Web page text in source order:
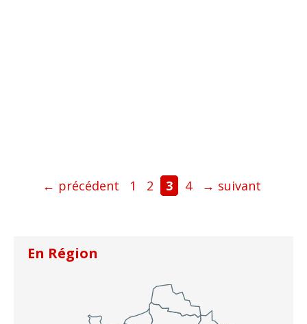
← précédent Page
1 Page
2 Page
3 Page
4 → suivant
En Région